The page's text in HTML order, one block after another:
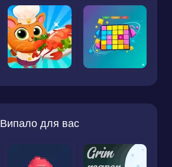
Випало для вас